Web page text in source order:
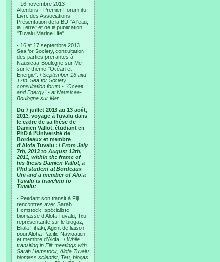
- 16 novembre 2013 :
Alterlibris - Premier Forum du
Livre des Associations -
Présentation de la BD "A l'eau,
la Terre" et de la publication
"Tuvalu Marine Life".
- 16 et 17 septembre 2013 :
Sea for Society, consultation
des parties prenantes à
Nausicaa-Boulogne sur Mer
sur le thème "Océan et
Energie". / September 16 and
17th: Sea for Society
consultation forum - "Ocean
and Energy" - at Nausicaa-
Boulogne sur Mer.
Du 7 juillet 2013 au 13 août,
2013, voyage à Tuvalu dans
le cadre de sa thèse de
Damien Vallot, étudiant en
PhD à l'Université de
Bordeaux et membre
d'Alofa Tuvalu : / From July
7th, 2013 to August 13th,
2013, within the frame of
his thesis Damien Vallot, a
Phd student at Bordeaux
Uni and a member of Alofa
Tuvalu is traveling to
Tuvalu:
- Pendant son transit à Fiji :
rencontres avec Sarah
Hemstock, spécialiste
biomasse d’Alofa Tuvalu, Teu,
représentante sur le biogaz,
Eliala Fihaki, Agent de liaison
pour Alpha Pacific Navigation
et membre d’Alofa.. / While
transiting in Fiji: meetings with
Sarah Hemstock, Alofa Tuvalu
biomass scientist, Teu, biogas